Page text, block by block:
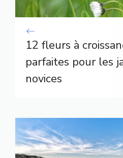
12 fleurs à
parfaites pour les
novices